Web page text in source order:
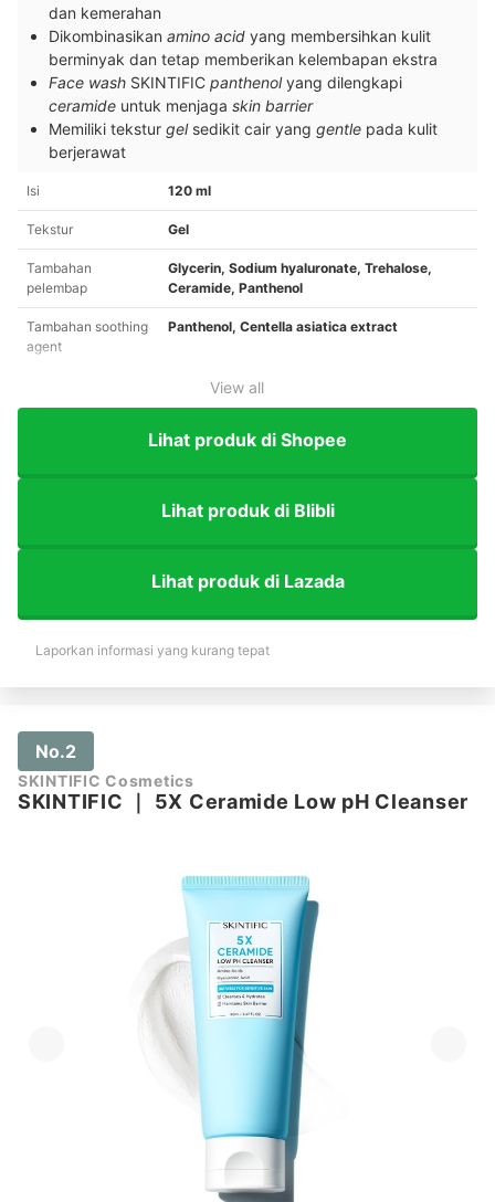
dan kemerahan
Dikombinasikan amino acid yang membersihkan kulit
berminyak dan tetap memberikan kelembapan ekstra
Face wash SKINTIFIC panthenolyang dilengkapi
ceramide untuk menjaga skin barrier
Memiliki tekstur gel sedikit cair yang gentle pada kulit
berjerawat
Isi 120 ml
Tekstur Gel
Tambahan
pelembap
Glycerin, Sodium hyaluronate, Trehalose,
Ceramide, Panthenol
Tambahan soothing
agent
Panthenol, Centella asiatica extract
View all
Lihat produk di Shopee
Lihat produk di Blibli
Lihat produk di Lazada
Laporkan informasi yang kurang tepat
No.2
SKINTIFIC Cosmetics
SKINTIFIC ｜ 5X Ceramide Low pH Cleanser